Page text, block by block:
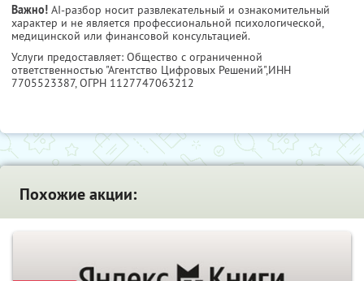
Важно! AI-разбор носит развлекательный и ознакомительный
характер и не является профессиональной психологической,
медицинской или финансовой консультацией.
Услуги предоставляет: Общество с ограниченной
ответственностью "Агентство Цифровых Решений",ИНН
7705523387, ОГРН 1127747063212
Похожие акции: